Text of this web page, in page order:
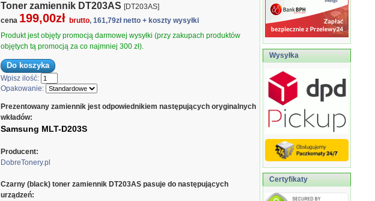
Toner zamiennik DT203AS [DT203AS]
cena 199,00zł brutto, 161,79zł netto + koszty wysyłki
Produkt jest objęty promocją darmowej wysyłki (przy zakupach produktów
objętych tą promocją za co najmniej 300 zł).
Wpisz ilość:
Opakowanie:
Prezentowany zamiennik jest odpowiednikiem następujących oryginalnych
wkładów:
Samsung MLT-D203S
Producent:
DobreTonery.pl
Czarny (black) toner zamiennik DT203AS pasuje do następujących
urządzeń:
Wysyłka
Certyfikaty